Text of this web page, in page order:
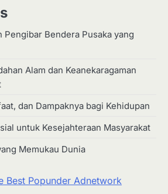
Pengibar Bendera Pusaka yang
Alam dan Keanekaragaman
dan Dampaknya bagi Kehidupan
untuk Kesejahteraan Masyarakat
Memukau Dunia